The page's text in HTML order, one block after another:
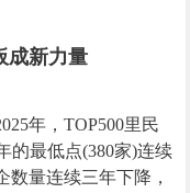
成新力量
年，TOP500里民
的最低点(380家)连续
量连续三年下降，